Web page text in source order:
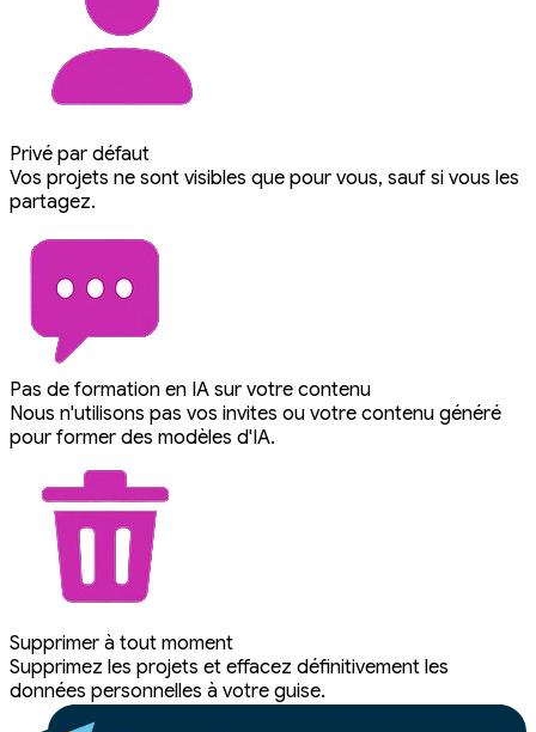
Privé par défaut
Vos projets ne sont visibles que pour vous, sauf si vous les
partagez.
Pas de formation en IA sur votre contenu
Nous n'utilisons pas vos invites ou votre contenu généré
pour former des modèles d'IA.
Supprimer à tout moment
Supprimez les projets et effacez définitivement les
données personnelles à votre guise.